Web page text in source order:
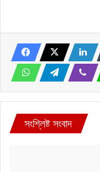
সংশ্লিষ্ট সংবাদ